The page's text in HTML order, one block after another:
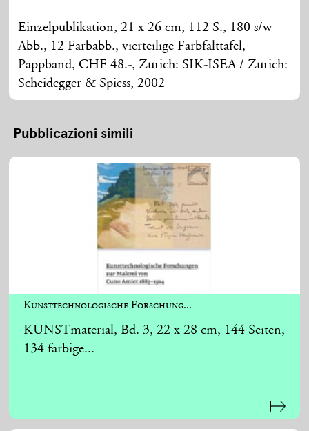
Einzelpublikation, 21 x 26 cm, 112 S., 180 s/w
Abb., 12 Farbabb., vierteilige Farbfalttafel,
Pappband, CHF 48.-, Zürich: SIK-ISEA / Zürich:
Scheidegger & Spiess, 2002
Pubblicazioni simili
Kunsttechnologische Forschung...
KUNSTmaterial, Bd. 3, 22 x 28 cm, 144 Seiten,
134 farbige...